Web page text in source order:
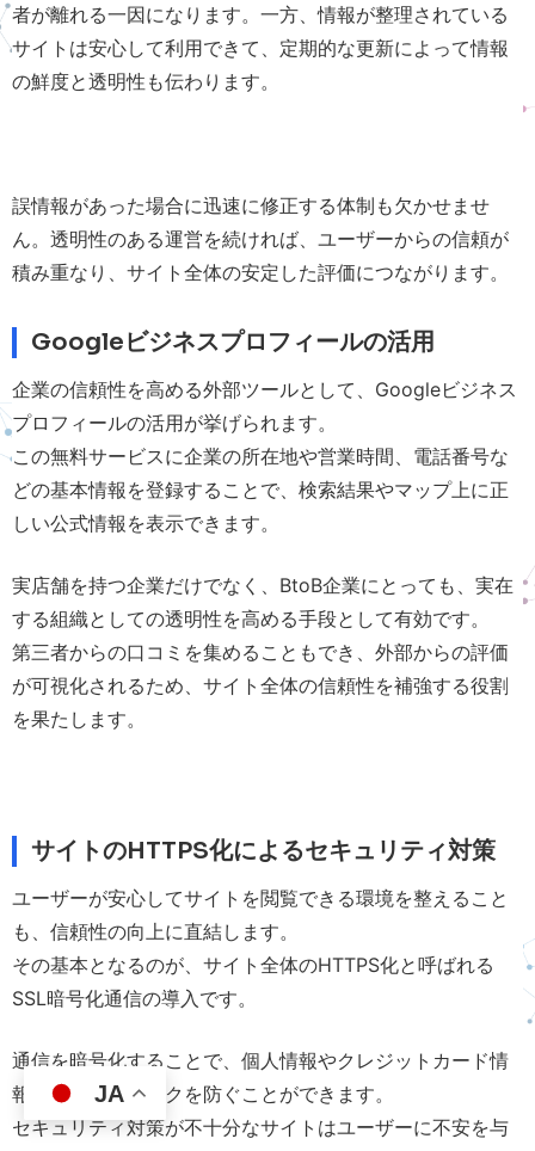
者が離れる一因になります。一方、情報が整理されている
サイトは安心して利用できて、定期的な更新によって情報
の鮮度と透明性も伝わります。
誤情報があった場合に迅速に修正する体制も欠かせませ
ん。透明性のある運営を続ければ、ユーザーからの信頼が
積み重なり、サイト全体の安定した評価につながります。
Googleビジネスプロフィールの活用
企業の信頼性を高める外部ツールとして、Googleビジネス
プロフィールの活用が挙げられます。
この無料サービスに企業の所在地や営業時間、電話番号な
どの基本情報を登録することで、検索結果やマップ上に正
しい公式情報を表示できます。
実店舗を持つ企業だけでなく、BtoB企業にとっても、実在
する組織としての透明性を高める手段として有効です。
第三者からの口コミを集めることもでき、外部からの評価
が可視化されるため、サイト全体の信頼性を補強する役割
を果たします。
サイトのHTTPS化によるセキュリティ対策
ユーザーが安心してサイトを閲覧できる環境を整えること
も、信頼性の向上に直結します。
その基本となるのが、サイト全体のHTTPS化と呼ばれる
SSL暗号化通信の導入です。
通信を暗号化することで、個人情報やクレジットカード情
報などの漏洩リスクを防ぐことができます。
セキュリティ対策が不十分なサイトはユーザーに不安を与
JA